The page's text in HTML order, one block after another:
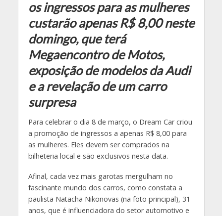
os ingressos para as mulheres
custarão apenas R$ 8,00 neste
domingo, que terá
Megaencontro de Motos,
exposição de modelos da Audi
e a revelação de um carro
surpresa
Para celebrar o dia 8 de março, o Dream Car criou
a promoção de ingressos a apenas R$ 8,00 para
as mulheres. Eles devem ser comprados na
bilheteria local e são exclusivos nesta data.
Afinal, cada vez mais garotas mergulham no
fascinante mundo dos carros, como constata a
paulista Natacha Nikonovas (na foto principal), 31
anos, que é influenciadora do setor automotivo e